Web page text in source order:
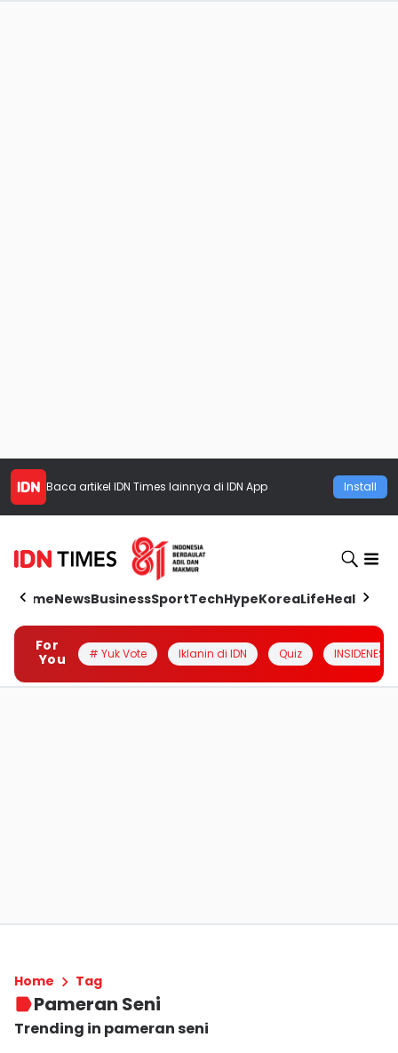
Baca artikel IDN Times lainnya di IDN App Install
HomeNewsBusinessSportTechHypeKoreaLifeHealth
For
You
# Yuk Vote Iklanin di IDN Quiz INSIDENESIA
Home Tag
Pameran Seni
Trending in pameran seni